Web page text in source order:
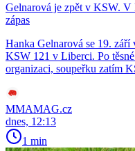
Gelnarová je zpět v KSW.
zápas
Hanka Gelnarová se 19.
KSW 121 v Liberci. Po
organizaci, soupeřku zatím
MMAMAG.cz
dnes, 12:13
1 min